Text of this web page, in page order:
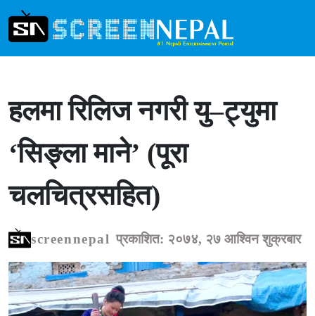
हलमा रिलिज नगरी यु–ट्युमा
‘सिङ्ला माने’ (पूरा
चलचित्रसहित)
screennepal प्रकाशित: २०७४, २७ आश्विन शुक्रबार